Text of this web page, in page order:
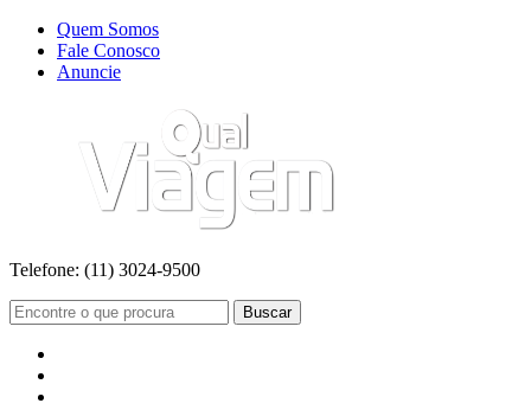
Quem Somos
Fale Conosco
Anuncie
Telefone: (11) 3024-9500
Buscar